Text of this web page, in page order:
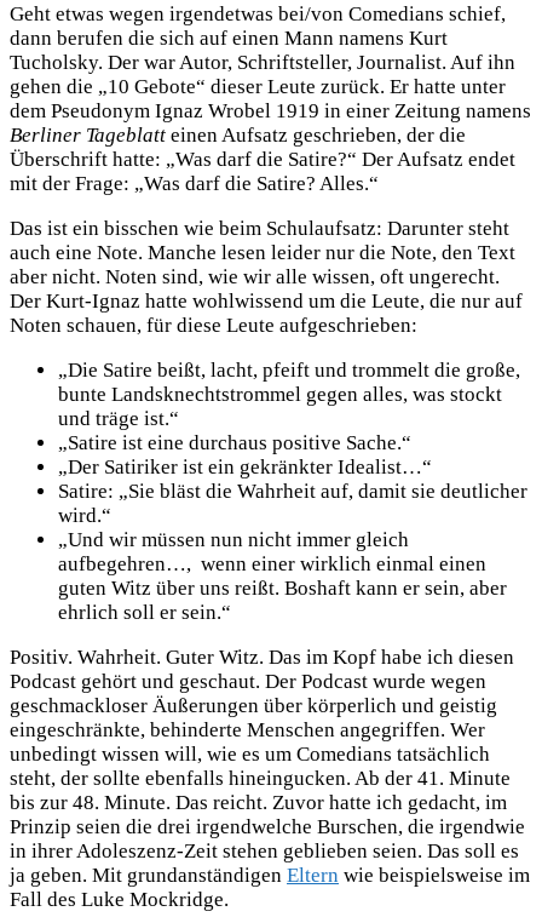
Geht etwas wegen irgendetwas bei/von Comedians schief,
dann berufen die sich auf einen Mann namens Kurt
Tucholsky. Der war Autor, Schriftsteller, Journalist. Auf ihn
gehen die „10 Gebote“ dieser Leute zurück. Er hatte unter
dem Pseudonym Ignaz Wrobel 1919 in einer Zeitung namens
Berliner Tageblatt einen Aufsatz geschrieben, der die
Überschrift hatte: „Was darf die Satire?“ Der Aufsatz endet
mit der Frage: „Was darf die Satire? Alles.“
Das ist ein bisschen wie beim Schulaufsatz: Darunter steht
auch eine Note. Manche lesen leider nur die Note, den Text
aber nicht. Noten sind, wie wir alle wissen, oft ungerecht.
Der Kurt-Ignaz hatte wohlwissend um die Leute, die nur auf
Noten schauen, für diese Leute aufgeschrieben:
„Die Satire beißt, lacht, pfeift und trommelt die große,
bunte Landsknechtstrommel gegen alles, was stockt
und träge ist.“
„Satire ist eine durchaus positive Sache.“
„Der Satiriker ist ein gekränkter Idealist…“
Satire: „Sie bläst die Wahrheit auf, damit sie deutlicher
wird.“
„Und wir müssen nun nicht immer gleich
aufbegehren…, wenn einer wirklich einmal einen
guten Witz über uns reißt. Boshaft kann er sein, aber
ehrlich soll er sein.“
Positiv. Wahrheit. Guter Witz. Das im Kopf habe ich diesen
Podcast gehört und geschaut. Der Podcast wurde wegen
geschmackloser Äußerungen über körperlich und geistig
eingeschränkte, behinderte Menschen angegriffen. Wer
unbedingt wissen will, wie es um Comedians tatsächlich
steht, der sollte ebenfalls hineingucken. Ab der 41. Minute
bis zur 48. Minute. Das reicht. Zuvor hatte ich gedacht, im
Prinzip seien die drei irgendwelche Burschen, die irgendwie
in ihrer Adoleszenz-Zeit stehen geblieben seien. Das soll es
ja geben. Mit grundanständigen Eltern wie beispielsweise im
Fall des Luke Mockridge.